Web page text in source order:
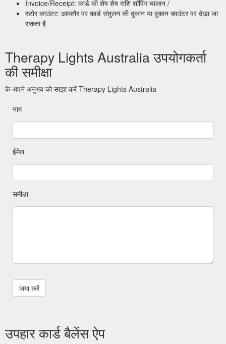
Invoice/Receipt: कार्ड की शेष शेष राशि शॉपिंग चालान /
स्टोर काउंटर: आमतौर पर कार्ड संतुलन की दुकान या दुकान काउंटर पर देखा जा
सकता है
Therapy Lights Australia उपयोगकर्ता
की समीक्षा
के अपने अनुभव को साझा करें Therapy Lights Australia
नाम
ईमेल
समीक्षा
उपहार कार्ड बैलेंस ऐप